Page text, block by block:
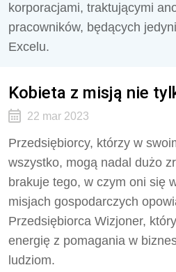
korporacjami, traktującymi
pracowników, będących
Excelu.
Kobieta z misją nie
22 mar 2023
Przedsiębiorcy, którzy w
wszystko, mogą nadal dużo
brakuje tego, w czym oni się
misjach gospodarczych
Przedsiębiorca Wizjoner,
energię z pomagania w
ludziom.